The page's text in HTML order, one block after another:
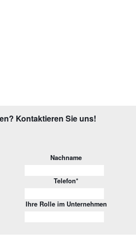
Kontaktieren Sie uns!
Nachname
Telefon*
Ihre Rolle im Unternehmen